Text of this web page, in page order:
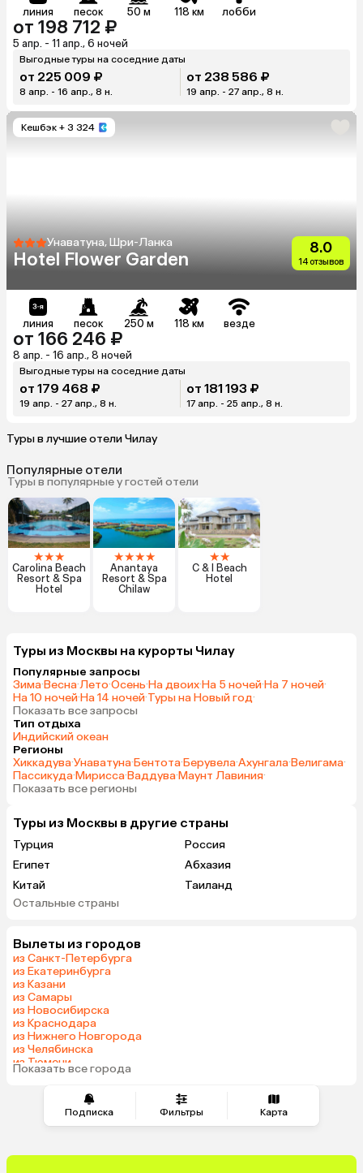
Подписка Фильтры Карта
линия песок 50 м 118 км лобби
от 198 712 ₽
5 апр. - 11 апр., 6 ночей
Выгодные туры на соседние даты
от 225 009 ₽
8 апр. - 16 апр., 8 н.
от 238 586 ₽
19 апр. - 27 апр., 8 н.
Кешбэк + 3 324
Унаватуна, Шри-Ланка
Hotel Flower Garden
8.0
14 отзывов
линия песок 250 м 118 км везде
от 166 246 ₽
8 апр. - 16 апр., 8 ночей
Выгодные туры на соседние даты
от 179 468 ₽
19 апр. - 27 апр., 8 н.
от 181 193 ₽
17 апр. - 25 апр., 8 н.
Туры в лучшие отели Чилау
Популярные отели
Туры в популярные у гостей отели
★★★
Carolina Beach
Resort & Spa
Hotel
★★★★
Anantaya
Resort & Spa
Chilaw
★★
C & I Beach
Hotel
Туры из Москвы на курорты Чилау
Популярные запросы
Зима·Весна·Лето·Осень·На двоих·На 5 ночей·На 7 ночей·
На 10 ночей·На 14 ночей·Туры на Новый год·
Показать все запросы
Тип отдыха
Индийский океан
Регионы
Хиккадува·Унаватуна·Бентота·Берувела·Ахунгала·Велигама·
Пассикуда·Мирисса·Ваддува·Маунт Лавиния·
Показать все регионы
Туры из Москвы в другие страны
Турция
Россия
Египет
Абхазия
Китай
Таиланд
Вьетнам
Грузия
Индонезия
Беларусь
Казахстан
Узбекистан
Маврикий
Индия
Сербия
Катар
Малайзия
Южная Корея
Остальные страны
Вылеты из городов
из Санкт-Петербурга
из Екатеринбурга
из Казани
из Самары
из Новосибирска
из Краснодара
из Нижнего Новгорода
из Челябинска
из Тюмени
из Минеральных Вод
Показать все города